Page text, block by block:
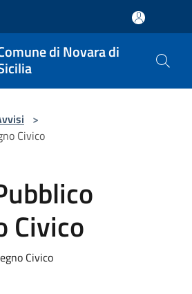
di Novara di
>
Civico
Civico
Civico